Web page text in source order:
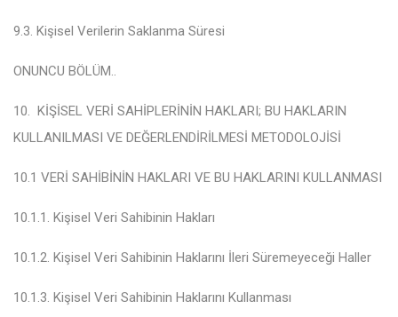
9.3. Kişisel Verilerin Saklanma Süresi
ONUNCU BÖLÜM..
10. KİŞİSEL VERİ SAHİPLERİNİN HAKLARI; BU HAKLARIN
KULLANILMASI VE DEĞERLENDİRİLMESİ METODOLOJİSİ
10.1 VERİ SAHİBİNİN HAKLARI VE BU HAKLARINI KULLANMASI
10.1.1. Kişisel Veri Sahibinin Hakları
10.1.2. Kişisel Veri Sahibinin Haklarını İleri Süremeyeceği Haller
10.1.3. Kişisel Veri Sahibinin Haklarını Kullanması